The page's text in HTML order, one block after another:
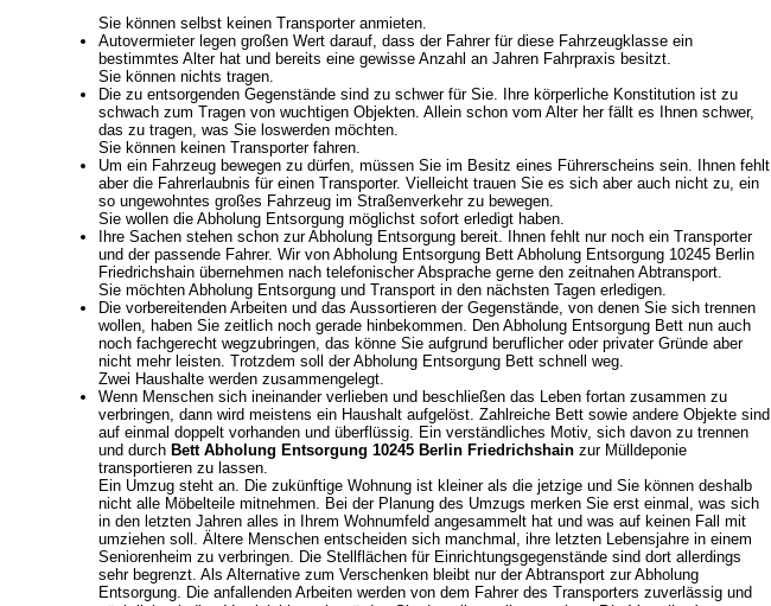
Sie können selbst keinen Transporter anmieten.
Autovermieter legen großen Wert darauf, dass der Fahrer für diese Fahrzeugklasse ein
bestimmtes Alter hat und bereits eine gewisse Anzahl an Jahren Fahrpraxis besitzt.
Sie können nichts tragen.
Die zu entsorgenden Gegenstände sind zu schwer für Sie. Ihre körperliche Konstitution ist zu
schwach zum Tragen von wuchtigen Objekten. Allein schon vom Alter her fällt es Ihnen schwer,
das zu tragen, was Sie loswerden möchten.
Sie können keinen Transporter fahren.
Um ein Fahrzeug bewegen zu dürfen, müssen Sie im Besitz eines Führerscheins sein. Ihnen fehlt
aber die Fahrerlaubnis für einen Transporter. Vielleicht trauen Sie es sich aber auch nicht zu, ein
so ungewohntes großes Fahrzeug im Straßenverkehr zu bewegen.
Sie wollen die Abholung Entsorgung möglichst sofort erledigt haben.
Ihre Sachen stehen schon zur Abholung Entsorgung bereit. Ihnen fehlt nur noch ein Transporter
und der passende Fahrer. Wir von Abholung Entsorgung Bett Abholung Entsorgung 10245 Berlin
Friedrichshain übernehmen nach telefonischer Absprache gerne den zeitnahen Abtransport.
Sie möchten Abholung Entsorgung und Transport in den nächsten Tagen erledigen.
Die vorbereitenden Arbeiten und das Aussortieren der Gegenstände, von denen Sie sich trennen
wollen, haben Sie zeitlich noch gerade hinbekommen. Den Abholung Entsorgung Bett nun auch
noch fachgerecht wegzubringen, das könne Sie aufgrund beruflicher oder privater Gründe aber
nicht mehr leisten. Trotzdem soll der Abholung Entsorgung Bett schnell weg.
Zwei Haushalte werden zusammengelegt.
Wenn Menschen sich ineinander verlieben und beschließen das Leben fortan zusammen zu
verbringen, dann wird meistens ein Haushalt aufgelöst. Zahlreiche Bett sowie andere Objekte sind
auf einmal doppelt vorhanden und überflüssig. Ein verständliches Motiv, sich davon zu trennen
und durch Bett Abholung Entsorgung 10245 Berlin Friedrichshain zur Mülldeponie
transportieren zu lassen.
Ein Umzug steht an. Die zukünftige Wohnung ist kleiner als die jetzige und Sie können deshalb
nicht alle Möbelteile mitnehmen. Bei der Planung des Umzugs merken Sie erst einmal, was sich
in den letzten Jahren alles in Ihrem Wohnumfeld angesammelt hat und was auf keinen Fall mit
umziehen soll. Ältere Menschen entscheiden sich manchmal, ihre letzten Lebensjahre in einem
Seniorenheim zu verbringen. Die Stellflächen für Einrichtungsgegenstände sind dort allerdings
sehr begrenzt. Als Alternative zum Verschenken bleibt nur der Abtransport zur Abholung
Entsorgung. Die anfallenden Arbeiten werden von dem Fahrer des Transporters zuverlässig und